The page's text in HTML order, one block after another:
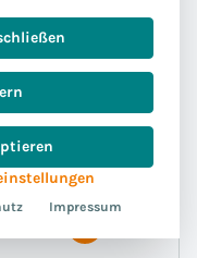
Hier kommt SAP
Plattform,
und
und
Impressum